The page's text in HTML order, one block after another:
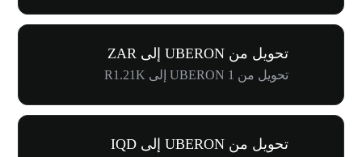
تحويل من UBERON إلى ZAR
تحويل من 1 UBERON إلى R1.21K
تحويل من UBERON إلى IQD